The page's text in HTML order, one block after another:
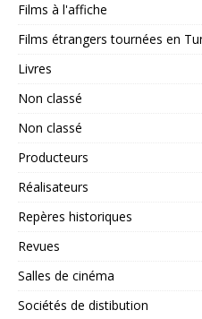
Films à l'affiche
Films étrangers tournées en
Livres
Non classé
Non classé
Producteurs
Réalisateurs
Repères historiques
Revues
Salles de cinéma
Sociétés de distibution